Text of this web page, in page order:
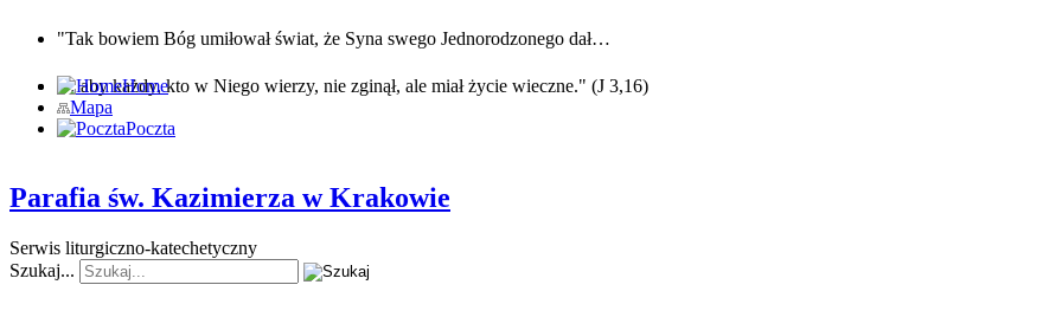
"Tak bowiem Bóg umiłował świat, że Syna swego Jednorodzonego dał…
… aby każdy, kto w Niego wierzy, nie zginął, ale miał życie wieczne." (J 3,16)
Home
Mapa
Poczta
Parafia św. Kazimierza w Krakowie
Serwis liturgiczno-katechetyczny
Szukaj...